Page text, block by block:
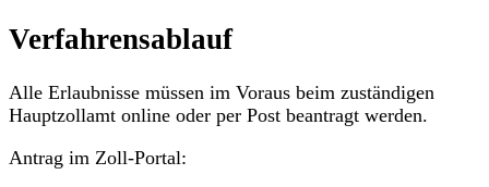
Verfahrensablauf
Alle Erlaubnisse müssen im Voraus beim zuständigen
Hauptzollamt online oder per Post beantragt werden.
Antrag im Zoll-Portal: